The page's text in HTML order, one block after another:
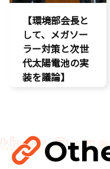
製造業
議員連盟
【環境部会長と
して、メガソー
ラー対策と次世
代太陽電池の実
装を議論】